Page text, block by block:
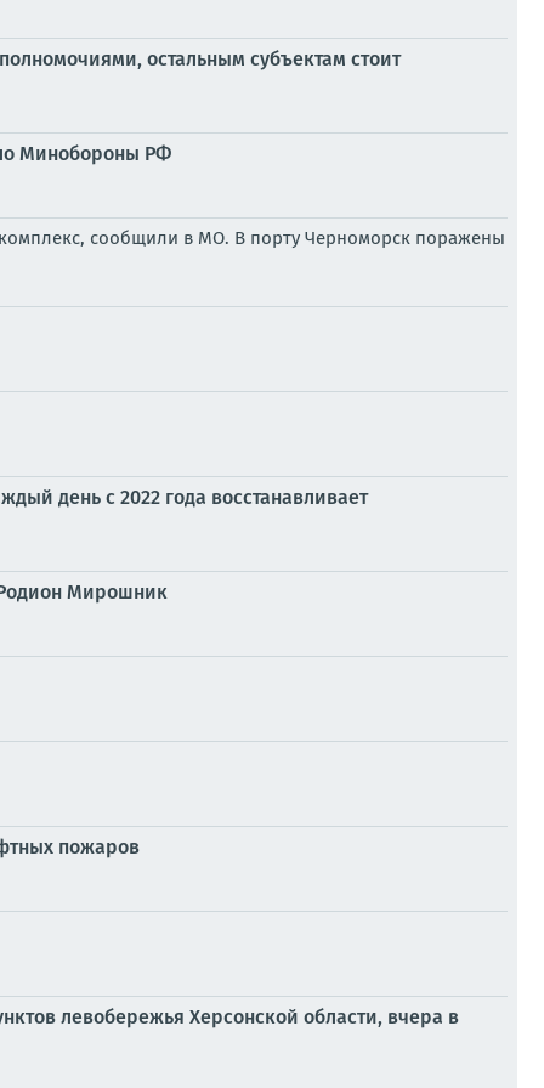
остальным субъектам стоит
Минобороны РФ
сообщили в МО. В порту Черноморск поражены
день с 2022 года восстанавливает
Мирошник
пожаров
левобережья Херсонской области, вчера в